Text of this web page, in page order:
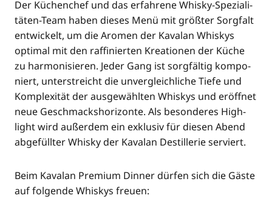
Der Küchen­chef und das erfah­re­ne Whis­ky-Spe­zia­li­
tä­ten-Team haben die­ses Menü mit größ­ter Sorg­falt
ent­wi­ckelt, um die Aro­men der Kavalan Whis­kys
opti­mal mit den raf­fi­nier­ten Krea­tio­nen der Küche
zu har­mo­ni­sie­ren. Jeder Gang ist sorg­fäl­tig kom­po­
niert, unter­streicht die unver­gleich­li­che Tie­fe und
Kom­ple­xi­tät der aus­ge­wähl­ten Whis­kys und eröff­net
neue Geschmacks­ho­ri­zon­te. Als beson­de­res High­
light wird außer­dem ein exklu­siv für die­sen Abend
abge­füll­ter Whis­ky der Kavalan Destil­le­rie serviert.
Beim Kavalan Pre­mi­um Din­ner dür­fen sich die Gäs­te
auf fol­gen­de Whis­kys freuen: